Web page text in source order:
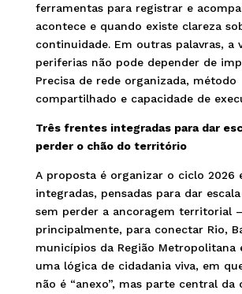
ferramentas para registrar e
acontece e quando existe clareza
continuidade. Em outras palavras, a
periferias não pode depender de
Precisa de rede organizada, método
compartilhado e capacidade de
Três frentes integradas para dar
perder o chão do território
A proposta é organizar o ciclo 2026
integradas, pensadas para dar
sem perder a ancoragem territorial
principalmente, para conectar Rio,
municípios da Região Metropolitana
uma lógica de cidadania viva, em
não é “anexo”, mas parte central da